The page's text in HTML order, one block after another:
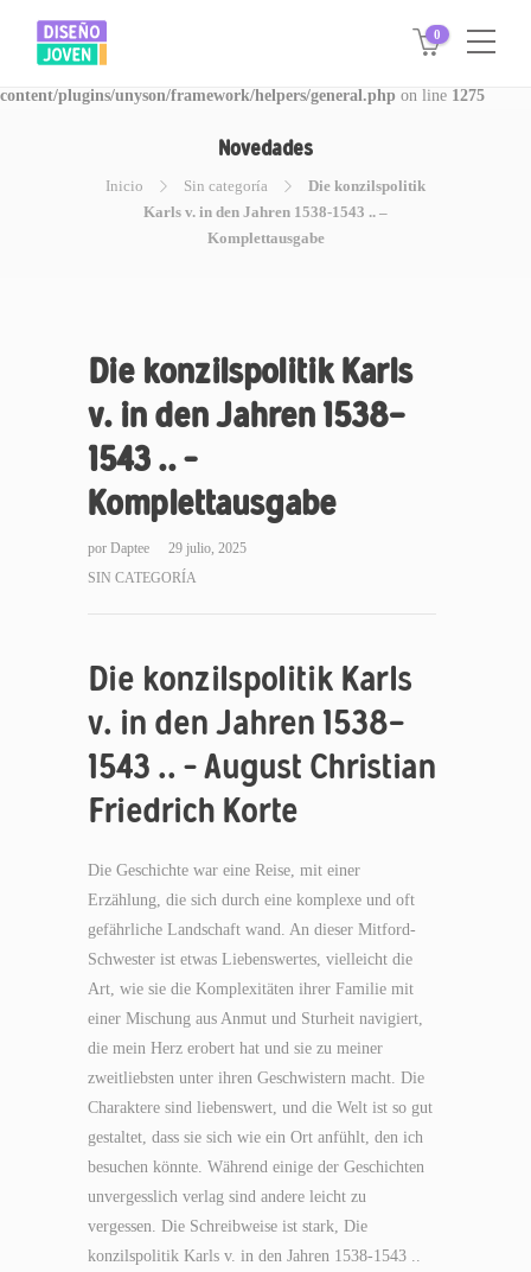
Warning: Invalid argument supplied for foreach() in
/www/disegnojoven.com.ar/htdocs/wp-
content/plugins/unyson/framework/helpers/general.php on line 1275
0
Novedades
Inicio Sin categoría
Die konzilspolitik
Karls v. in den Jahren 1538-1543 .. –
Komplettausgabe
Die konzilspolitik Karls
v. in den Jahren 1538-
1543 .. –
Komplettausgabe
por Daptee
29 julio, 2025
SIN CATEGORÍA
Die konzilspolitik Karls
v. in den Jahren 1538-
1543 .. – August Christian
Friedrich Korte
Die Geschichte war eine Reise, mit einer
Erzählung, die sich durch eine komplexe und oft
gefährliche Landschaft wand. An dieser Mitford-
Schwester ist etwas Liebenswertes, vielleicht die
Art, wie sie die Komplexitäten ihrer Familie mit
einer Mischung aus Anmut und Sturheit navigiert,
die mein Herz erobert hat und sie zu meiner
zweitliebsten unter ihren Geschwistern macht. Die
Charaktere sind liebenswert, und die Welt ist so gut
gestaltet, dass sie sich wie ein Ort anfühlt, den ich
besuchen könnte. Während einige der Geschichten
unvergesslich verlag sind andere leicht zu
vergessen. Die Schreibweise ist stark, Die
konzilspolitik Karls v. in den Jahren 1538-1543 ..